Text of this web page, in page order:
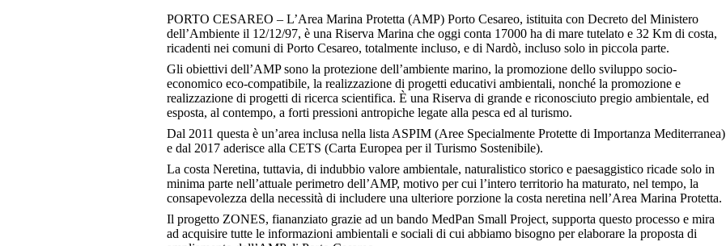
PORTO CESAREO – L’Area Marina Protetta (AMP) Porto Cesareo, istituita con Decreto del Ministero
dell’Ambiente il 12/12/97, è una Riserva Marina che oggi conta 17000 ha di mare tutelato e 32 Km di costa,
ricadenti nei comuni di Porto Cesareo, totalmente incluso, e di Nardò, incluso solo in piccola parte.
Gli obiettivi dell’AMP sono la protezione dell’ambiente marino, la promozione dello sviluppo socio-
economico eco-compatibile, la realizzazione di progetti educativi ambientali, nonché la promozione e
realizzazione di progetti di ricerca scientifica. È una Riserva di grande e riconosciuto pregio ambientale, ed
esposta, al contempo, a forti pressioni antropiche legate alla pesca ed al turismo.
Dal 2011 questa è un’area inclusa nella lista ASPIM (Aree Specialmente Protette di Importanza Mediterranea)
e dal 2017 aderisce alla CETS (Carta Europea per il Turismo Sostenibile).
La costa Neretina, tuttavia, di indubbio valore ambientale, naturalistico storico e paesaggistico ricade solo in
minima parte nell’attuale perimetro dell’AMP, motivo per cui l’intero territorio ha maturato, nel tempo, la
consapevolezza della necessità di includere una ulteriore porzione la costa neretina nell’Area Marina Protetta.
Il progetto ZONES, fiananziato grazie ad un bando MedPan Small Project, supporta questo processo e mira
ad acquisire tutte le informazioni ambientali e sociali di cui abbiamo bisogno per elaborare la proposta di